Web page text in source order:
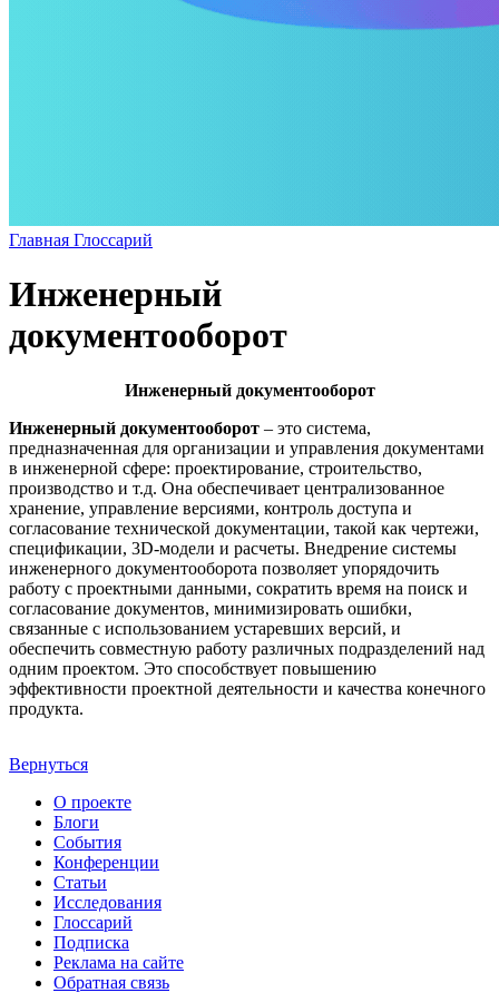
Главная Глоссарий
Инженерный
документооборот
Инженерный документооборот
Инженерный документооборот – это система,
предназначенная для организации и управления документами
в инженерной сфере: проектирование, строительство,
производство и т.д. Она обеспечивает централизованное
хранение, управление версиями, контроль доступа и
согласование технической документации, такой как чертежи,
спецификации, 3D-модели и расчеты. Внедрение системы
инженерного документооборота позволяет упорядочить
работу с проектными данными, сократить время на поиск и
согласование документов, минимизировать ошибки,
связанные с использованием устаревших версий, и
обеспечить совместную работу различных подразделений над
одним проектом. Это способствует повышению
эффективности проектной деятельности и качества конечного
продукта.
Вернуться
О проекте
Блоги
События
Конференции
Статьи
Исследования
Глоссарий
Подписка
Реклама на сайте
Обратная связь